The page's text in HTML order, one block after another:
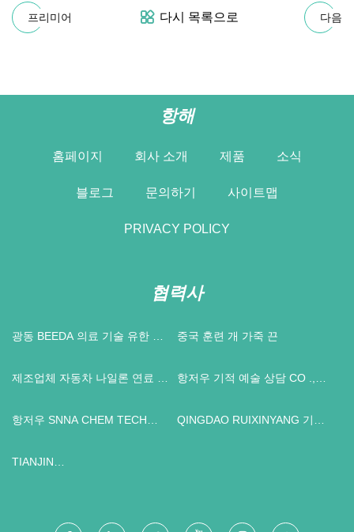
프리미어 다시 목록으로 다음
항해
홈페이지 회사 소개 제품 소식
블로그 문의하기 사이트맵
PRIVACY POLICY
협력사
광동 BEEDA 의료 기술 유한 회
중국 훈련 개 가죽 끈
제조업체 자동차 나일론 연료 호
항저우 기적 예술 상담 CO .,
항저우 SNNA CHEM TECH
QINGDAO RUIXINYANG 기계
TIANJIN